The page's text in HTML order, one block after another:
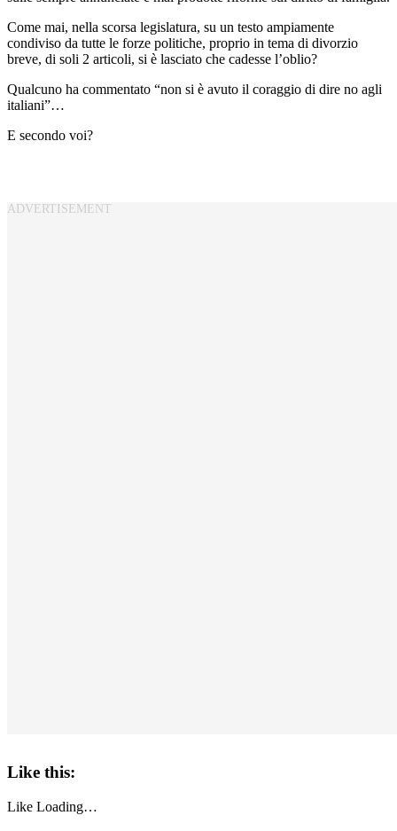
Come mai, nella scorsa legislatura, su un testo ampiamente
condiviso da tutte le forze politiche, proprio in tema di divorzio
breve, di soli 2 articoli, si è lasciato che cadesse l’oblio?
Qualcuno ha commentato “non si è avuto il coraggio di dire no agli
italiani”…
E secondo voi?
Like this:
Like Loading…